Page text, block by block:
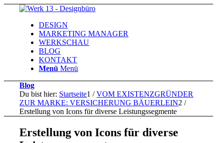
DESIGN
MARKETING MANAGER
WERKSCHAU
BLOG
KONTAKT
Menü Menü
Blog
Du bist hier: Startseite1 / VOM EXISTENZGRÜNDER
ZUR MARKE: VERSICHERUNG BÄUERLEIN2 /
Erstellung von Icons für diverse Leistungssegmente
Erstellung von Icons für diverse